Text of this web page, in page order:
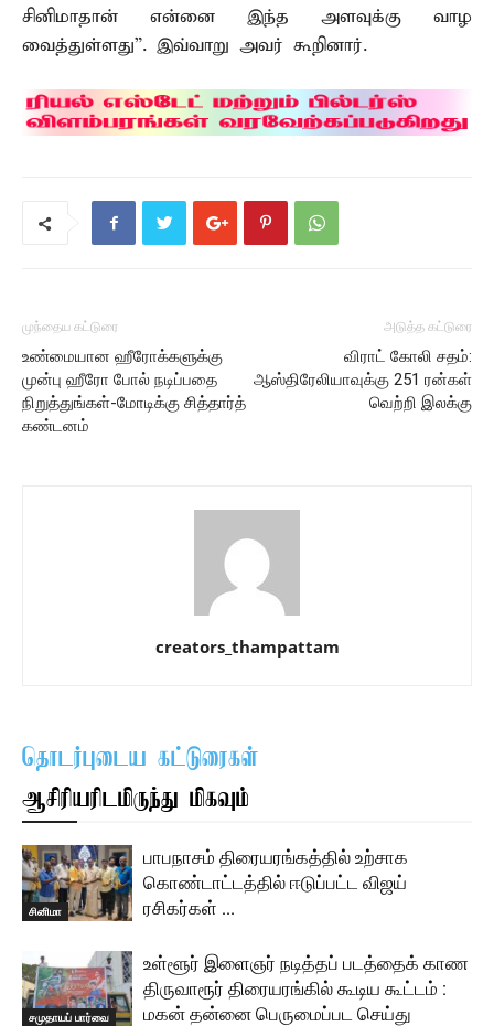
சினிமாதான் என்னை இந்த அளவுக்கு வாழ
வைத்துள்ளது”. இவ்வாறு அவர் கூறினார்.
முந்தைய கட்டுரை
உண்மையான ஹீரோக்களுக்கு
முன்பு ஹீரோ போல் நடிப்பதை
நிறுத்துங்கள்-மோடிக்கு சித்தார்த்
கண்டனம்
அடுத்த கட்டுரை
விராட் கோலி சதம்:
ஆஸ்திரேலியாவுக்கு 251 ரன்கள்
வெற்றி இலக்கு
creators_thampattam
தொடர்புடைய கட்டுரைகள்
ஆசிரியரிடமிருந்து மிகவும்
சினிமா
பாபநாசம் திரையரங்கத்தில் உற்சாக
கொண்டாட்டத்தில் ஈடுப்பட்ட விஜய்
ரசிகர்கள் …
சமுதாயப் பார்வை
உள்ளூர் இளைஞர் நடித்தப் படத்தைக் காண
திருவாரூர் திரையரங்கில் கூடிய கூட்டம் :
மகன் தன்னை பெருமைப்பட செய்து